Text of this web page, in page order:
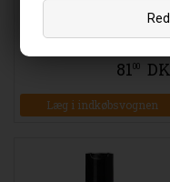
Shampoo no. 1 til tørt hår -
81 00
Læg i indkøbsvognen